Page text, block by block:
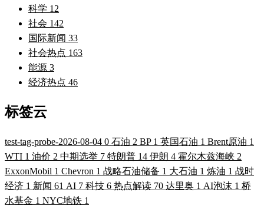
科学 12
社会 142
国际新闻 33
社会热点 163
能源 3
经济热点 46
标签云
test-tag-probe-2026-08-04 0 石油 2 BP 1 英国石油 1 Brent原油 1
WTI 1 油价 2 中期选举 7 特朗普 14 伊朗 4 霍尔木兹海峡 2
ExxonMobil 1 Chevron 1 战略石油储备 1 大石油 1 炼油 1 战时
经济 1 新闻 61 AI 7 科技 6 热点解读 70 达里奥 1 AI泡沫 1 桥
水基金 1 NYC地铁 1